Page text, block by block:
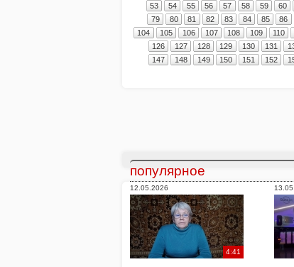
53
54 55 56 57 58 59 60
79
80 81 82 83 84 85 86
104
105 106 107 108 109 110
126
127 128 129 130 131
147
148 149 150 151 152
популярное
12.05.2026
4:41